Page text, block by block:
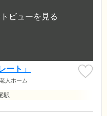
ート」
人ホーム
駅